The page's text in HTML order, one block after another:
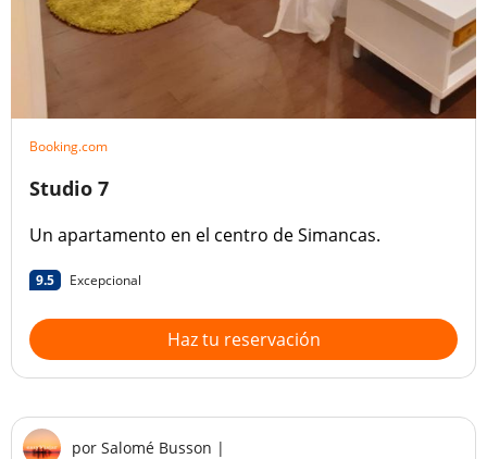
Booking.com
Studio 7
Un apartamento en el centro de Simancas.
9.5 Excepcional
Haz tu reservación
por Salomé Busson |